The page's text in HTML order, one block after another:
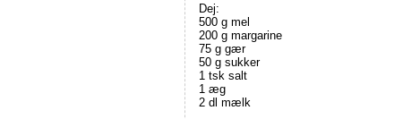
Dej:
500 g mel
200 g margarine
75 g gær
50 g sukker
1 tsk salt
1 æg
2 dl mælk